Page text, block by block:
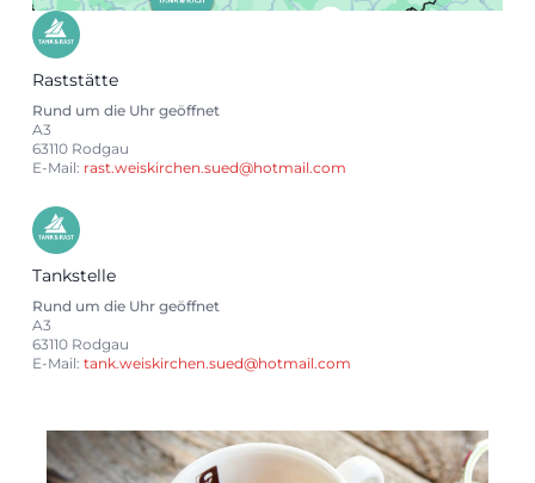
Raststätte
Rund um die Uhr geöffnet
A3
63110 Rodgau
E-Mail: rast.weiskirchen.sued@hotmail.com
Tankstelle
Rund um die Uhr geöffnet
A3
63110 Rodgau
E-Mail: tank.weiskirchen.sued@hotmail.com